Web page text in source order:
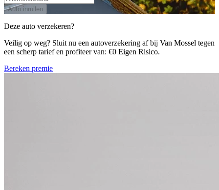
Auto inruilen
Deze auto verzekeren?
Veilig op weg? Sluit nu een autoverzekering af bij Van Mossel tegen
een scherp tarief en profiteer van: €0 Eigen Risico.
Bereken premie